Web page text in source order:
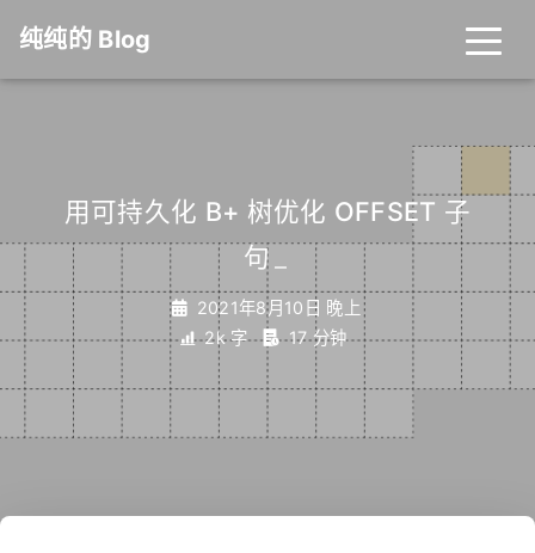
纯纯的 Blog
用可持久化 B+ 树优化 OFFSET 子
句
2021年8月10日 晚上
2k 字
17 分钟